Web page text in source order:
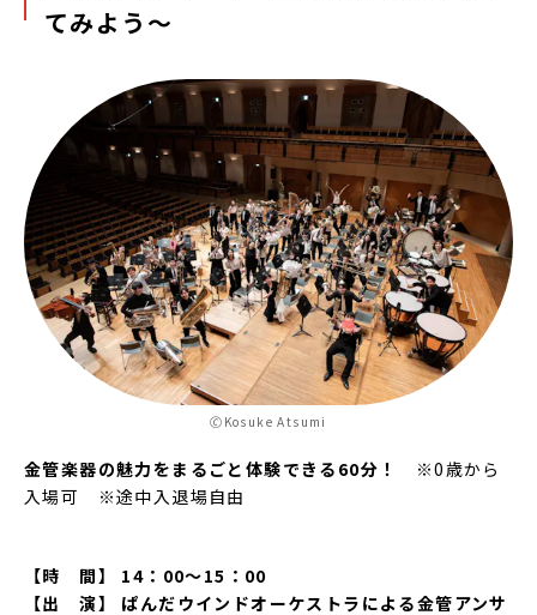
てみよう～
🄫Kosuke Atsumi
金管楽器の魅力をまるごと体験できる60分！
※0歳から
入場可 ※途中入退場自由
【時 間】 14：00～15：00
【出 演】 ぱんだウインドオーケストラによる金管アンサ